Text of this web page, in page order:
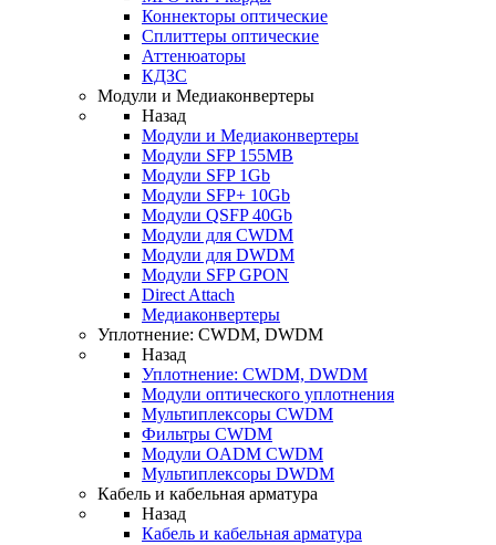
Коннекторы оптические
Сплиттеры оптические
Аттенюаторы
КДЗС
Модули и Медиаконвертеры
Назад
Модули и Медиаконвертеры
Модули SFP 155MB
Модули SFP 1Gb
Модули SFP+ 10Gb
Модули QSFP 40Gb
Модули для CWDM
Модули для DWDM
Модули SFP GPON
Direct Attach
Медиаконвертеры
Уплотнение: CWDM, DWDM
Назад
Уплотнение: CWDM, DWDM
Модули оптического уплотнения
Мультиплексоры CWDM
Фильтры CWDM
Модули OADM CWDM
Мультиплексоры DWDM
Кабель и кабельная арматура
Назад
Кабель и кабельная арматура